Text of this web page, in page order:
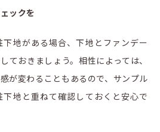
ックを
地がある場合、下地とファンデー
ておきましょう。相性によっては、
が変わることもあるので、サンプル
地と重ねて確認しておくと安心で